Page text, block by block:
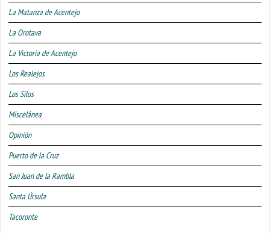
La Matanza de Acentejo
La Orotava
La Victoria de Acentejo
Los Realejos
Los Silos
Miscelánea
Opinión
Puerto de la Cruz
San Juan de la Rambla
Santa Úrsula
Tacoronte